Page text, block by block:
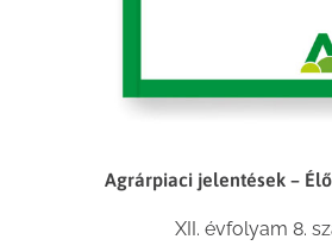
Agrárpiaci jelentések –
XII. évfolyam 8.